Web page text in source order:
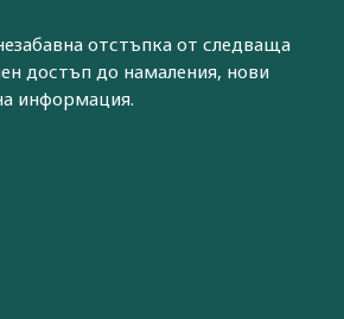
отстъпка от следваща
достъп до намаления, нови
информация.